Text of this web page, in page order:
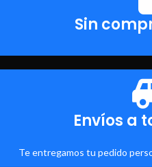
Sin
Envíos a
Te entregamos tu pedido